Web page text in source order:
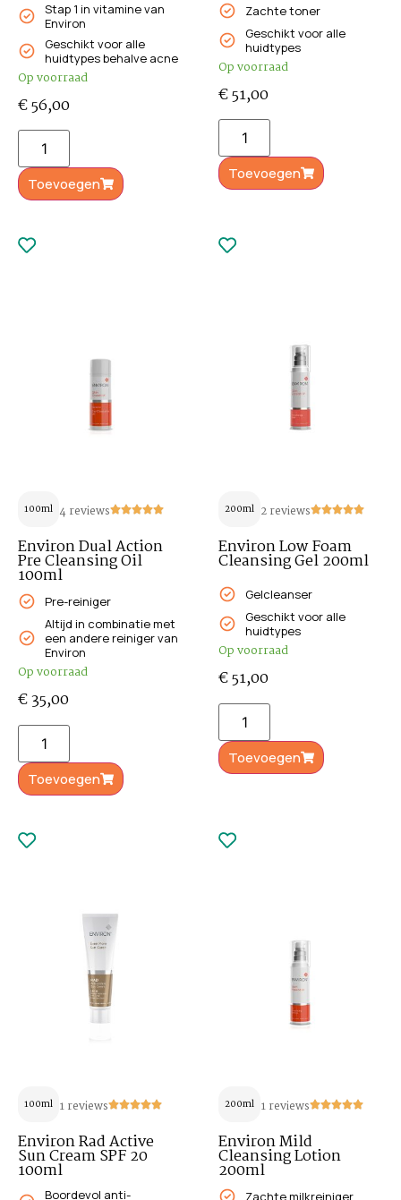
Stap 1 in vitamine van
Environ
Geschikt voor alle
huidtypes behalve acne
Op voorraad
€56,00
Toevoegen
Zachte toner
Geschikt voor alle
huidtypes
Op voorraad
€51,00
Toevoegen
100ml 4 reviews
Environ Dual Action
Pre Cleansing Oil
100ml
Pre-reiniger
Altijd in combinatie met
een andere reiniger van
Environ
Op voorraad
€35,00
Toevoegen
200ml 2 reviews
Environ Low Foam
Cleansing Gel 200ml
Gelcleanser
Geschikt voor alle
huidtypes
Op voorraad
€51,00
Toevoegen
100ml 1 reviews
Environ Rad Active
Sun Cream SPF 20
100ml
Boordevol anti-
200ml 1 reviews
Environ Mild
Cleansing Lotion
200ml
Zachte milkreiniger